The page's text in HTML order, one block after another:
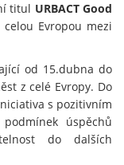
titul URBACT Good
Evropou mezi
od 15.dubna do
z celé Evropy. Do
s pozitivním
úspěchů
do dalších